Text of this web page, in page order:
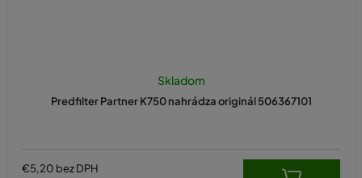
Predfilter Partner K750 nahrádza originál 506367101
Skladom
€5,20 bez DPH